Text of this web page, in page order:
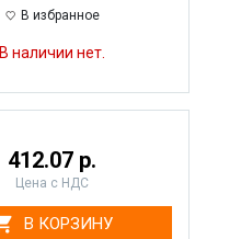
В избранное
В наличии нет.
412.07 р.
Цена с НДС
В КОРЗИНУ